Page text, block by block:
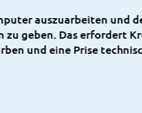
auszuarbeiten und
zu geben. Das erfordert
und eine Prise